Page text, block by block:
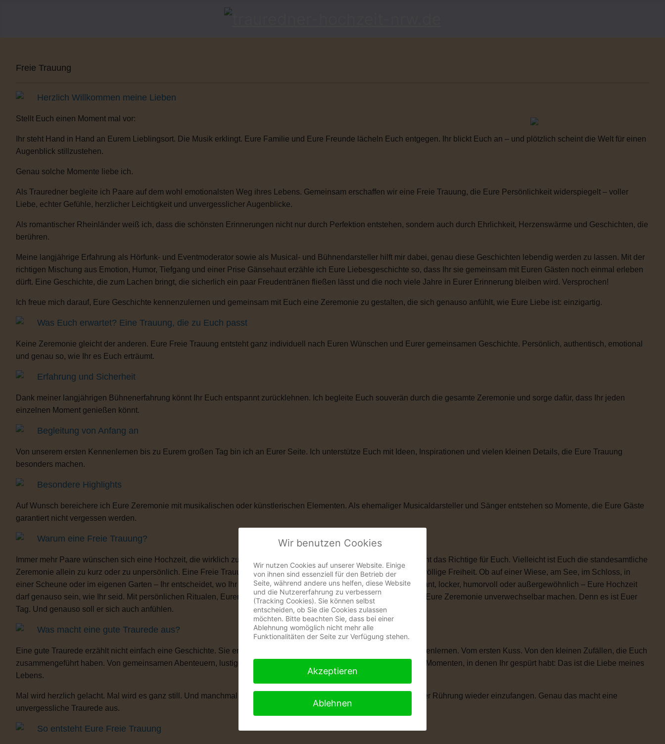
Freie Trauung
Herzlich Willkommen meine Lieben
Stellt Euch einen Moment mal vor:
Ihr steht Hand in Hand an Eurem Lieblingsort. Die Musik erklingt. Eure Familie und Eure Freunde lächeln Euch entgegen. Ihr blickt Euch an – und plötzlich scheint die Welt für einen
Augenblick stillzustehen.
Genau solche Momente liebe ich.
Als Trauredner begleite ich Paare auf dem wohl emotionalsten Weg ihres Lebens. Gemeinsam erschaffen wir eine Freie Trauung, die Eure Persönlichkeit widerspiegelt – voller
Liebe, echter Gefühle, herzlicher Leichtigkeit und unvergesslicher Augenblicke.
Als romantischer Rheinländer weiß ich, dass die schönsten Erinnerungen nicht nur durch Perfektion entstehen, sondern auch durch Ehrlichkeit, Herzenswärme und Geschichten, die
berühren.
Meine langjährige Erfahrung als Hörfunk- und Eventmoderator sowie als Musical- und Bühnendarsteller hilft mir dabei, genau diese Geschichten lebendig werden zu lassen. Mit der
richtigen Mischung aus Emotion, Humor, Tiefgang und einer Prise Gänsehaut erzähle ich Eure Liebesgeschichte so, dass Ihr sie gemeinsam mit Euren Gästen noch einmal erleben
dürft. Eine Geschichte, die zum Lachen bringt, die sicherlich ein paar Freudentränen fließen lässt und die noch viele Jahre in Eurer Erinnerung bleiben wird. Versprochen!
Ich freue mich darauf, Eure Geschichte kennenzulernen und gemeinsam mit Euch eine Zeremonie zu gestalten, die sich genauso anfühlt, wie Eure Liebe ist: einzigartig.
Was Euch erwartet? Eine Trauung, die zu Euch passt
Keine Zeremonie gleicht der anderen. Eure Freie Trauung entsteht ganz individuell nach Euren Wünschen und Eurer gemeinsamen Geschichte. Persönlich, authentisch, emotional
und genau so, wie Ihr es Euch erträumt.
Erfahrung und Sicherheit
Dank meiner langjährigen Bühnenerfahrung könnt Ihr Euch entspannt zurücklehnen. Ich begleite Euch souverän durch die gesamte Zeremonie und sorge dafür, dass Ihr jeden
einzelnen Moment genießen könnt.
Begleitung von Anfang an
Von unserem ersten Kennenlernen bis zu Eurem großen Tag bin ich an Eurer Seite. Ich unterstütze Euch mit Ideen, Inspirationen und vielen kleinen Details, die Eure Trauung
besonders machen.
Besondere Highlights
Auf Wunsch bereichere ich Eure Zeremonie mit musikalischen oder künstlerischen Elementen. Als ehemaliger Musicaldarsteller und Sänger entstehen so Momente, die Eure Gäste
garantiert nicht vergessen werden.
Warum eine Freie Trauung?
Immer mehr Paare wünschen sich eine Hochzeit, die wirklich zu ihnen passt. Vielleicht ist eine kirchliche Trauung nicht das Richtige für Euch. Vielleicht ist Euch die standesamtliche
Zeremonie allein zu kurz oder zu unpersönlich. Eine Freie Trauung schenkt Euch genau das, was Ihr Euch wünscht: völlige Freiheit. Ob auf einer Wiese, am See, im Schloss, in
einer Scheune oder im eigenen Garten – Ihr entscheidet, wo Ihr Euch das Ja-Wort gebt. Ob romantisch, modern, elegant, locker, humorvoll oder außergewöhnlich – Eure Hochzeit
darf genauso sein, wie Ihr seid. Mit persönlichen Ritualen, Eurem Eheversprechen und vielen kleinen Momenten, die Eure Zeremonie unverwechselbar machen. Denn es ist Euer
Tag. Und genauso soll er sich auch anfühlen.
Was macht eine gute Traurede aus?
Eine gute Traurede erzählt nicht einfach eine Geschichte. Sie erzählt Eure Liebesgeschichte. Von Eurem ersten Kennenlernen. Vom ersten Kuss. Von den kleinen Zufällen, die Euch
zusammengeführt haben. Von gemeinsamen Abenteuern, lustigen Anekdoten, besonderen Erinnerungen und all den Momenten, in denen Ihr gespürt habt: Das ist die Liebe meines
Lebens.
Mal wird herzlich gelacht. Mal wird es ganz still. Und manchmal braucht man einen kleinen Moment, um die Tränen der Rührung wieder einzufangen. Genau das macht eine
unvergessliche Traurede aus.
So entsteht Eure Freie Trauung
Wir benutzen Cookies
Wir nutzen Cookies auf unserer Website. Einige
von ihnen sind essenziell für den Betrieb der
Seite, während andere uns helfen, diese Website
und die Nutzererfahrung zu verbessern
(Tracking Cookies). Sie können selbst
entscheiden, ob Sie die Cookies zulassen
möchten. Bitte beachten Sie, dass bei einer
Ablehnung womöglich nicht mehr alle
Funktionalitäten der Seite zur Verfügung stehen.
Akzeptieren
Ablehnen